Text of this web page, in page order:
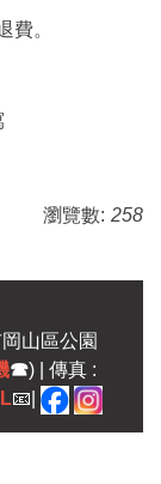
費。
瀏覽數: 258
山區公園
☎) | 傳真 :
📧|